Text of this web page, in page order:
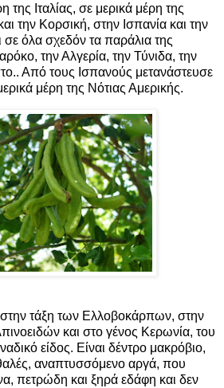
της Ιταλίας, σε μερικά μέρη της
την Κορσική, στην Ισπανία και την
όλα σχεδόν τα παράλια της
την Αλγερία, την Τύνιδα, την
Από τους Ισπανούς μετανάστευσε
μέρη της Νότιας Αμερικής.
στην τάξη των Ελλοβοκάρπων, στην
και στο γένος Κερωνία, του
είδος. Είναι δέντρο μακρόβιο,
αναπτυσσόμενο αργά, που
πετρώδη και ξηρά εδάφη και δεν